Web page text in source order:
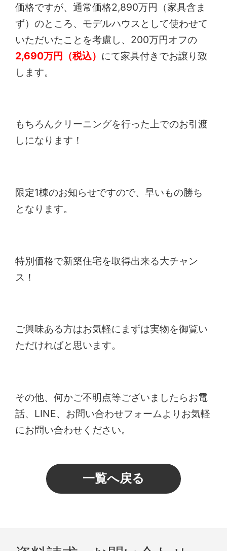
価格ですが、通常価格2,890万円（家具含ま
ず）のところ、モデルハウスとして使わせて
いただいたことを考慮し、200万円オフの
2,690万円（税込） にて家具付きでお譲り致
します。
もちろんクリーニングを行った上でのお引渡
しになります！
限定1棟のお知らせですので、早いもの勝ち
となります。
特別価格で新築住宅を取得出来る大チャン
ス！
ご興味ある方はお気軽にまずは実物を御覧い
ただければと思います。
その他、何かご不明点等ございましたらお電
話、LINE、お問い合わせフォームよりお気軽
にお問い合わせください。
一覧へ戻る